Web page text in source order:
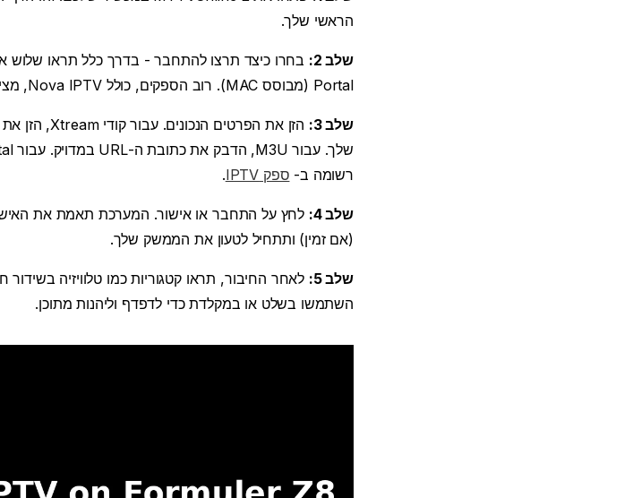
הראשי שלך.
שלב 2:
Portal (מבוסס MAC). רוב הספקים, כולל Nova IPTV, מציעים את שלוש האפשרויות.
שלב 3:
רשומה ב- ספק IPTV .
שלב 4:
(אם זמין) ותתחיל לטעון את הממשק שלך.
שלב 5:
לאחר החיבור, תראו קטגוריות כמו טלוויזיה בשידור
השתמשו בשלט או במקלדת כדי לדפדף וליהנות מתוכן.